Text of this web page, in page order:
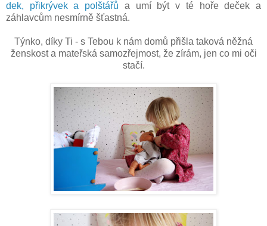
dek, přikrývek a polštářů a umí být v té hoře deček a
záhlavcům nesmírně šťastná.
Týnko, díky Ti - s Tebou k nám domů přišla taková něžná
ženskost a mateřská samozřejmost, že zírám, jen co mi oči
stačí.